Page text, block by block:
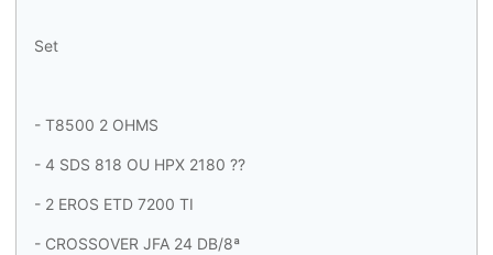
Set
- T8500 2 OHMS
- 4 SDS 818 OU HPX 2180 ??
- 2 EROS ETD 7200 TI
- CROSSOVER JFA 24 DB/8ª